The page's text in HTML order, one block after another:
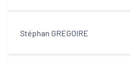
Stéphan GREGOIRE